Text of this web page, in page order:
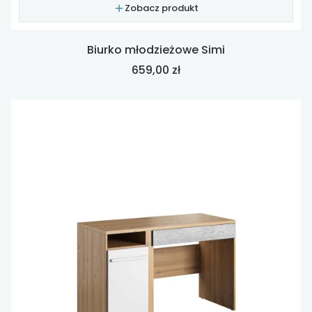
Zobacz produkt
Biurko młodzieżowe Simi
Cena
659,00 zł